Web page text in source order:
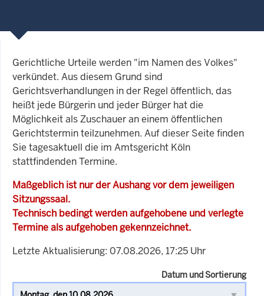
Gerichtliche Urteile werden "im Namen des Volkes"
verkündet. Aus diesem Grund sind
Gerichtsverhandlungen in der Regel öffentlich, das
heißt jede Bürgerin und jeder Bürger hat die
Möglichkeit als Zuschauer an einem öffentlichen
Gerichtstermin teilzunehmen. Auf dieser Seite finden
Sie tagesaktuell die im Amtsgericht Köln
stattfindenden Termine.
Maßgeblich ist nur der Aushang vor dem jeweiligen
Sitzungssaal.
Technisch bedingt werden aufgehobene und verlegte
Termine als aufgehoben gekennzeichnet.
Letzte Aktualisierung: 07.08.2026, 17:25 Uhr
Datum und Sortierung